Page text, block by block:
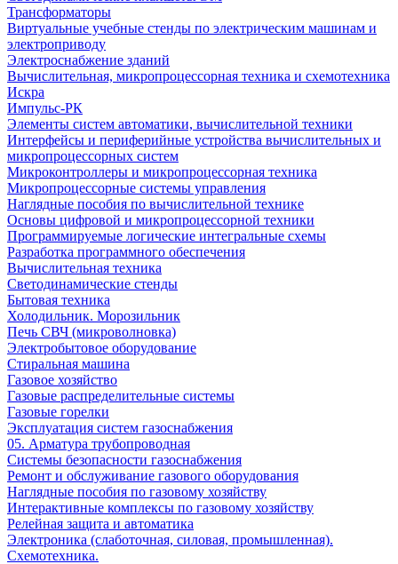
Трансформаторы
Виртуальные учебные стенды по электрическим машинам и
электроприводу
Электроснабжение зданий
Вычислительная, микропроцессорная техника и схемотехника
Искра
Импульс-РК
Элементы систем автоматики, вычислительной техники
Интерфейсы и периферийные устройства вычислительных и
микропроцессорных систем
Микроконтроллеры и микропроцессорная техника
Микропроцессорные системы управления
Наглядные пособия по вычислительной технике
Основы цифровой и микропроцессорной техники
Программируемые логические интегральные схемы
Разработка программного обеспечения
Вычислительная техника
Светодинамические стенды
Бытовая техника
Холодильник. Морозильник
Печь СВЧ (микроволновка)
Электробытовое оборудование
Стиральная машина
Газовое хозяйство
Газовые распределительные системы
Газовые горелки
Эксплуатация систем газоснабжения
05. Арматура трубопроводная
Системы безопасности газоснабжения
Ремонт и обслуживание газового оборудования
Наглядные пособия по газовому хозяйству
Интерактивные комплексы по газовому хозяйству
Релейная защита и автоматика
Электроника (слаботочная, силовая, промышленная).
Схемотехника.